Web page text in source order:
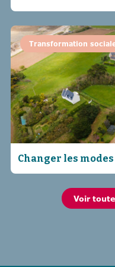
Transformation
Changer les
Voir